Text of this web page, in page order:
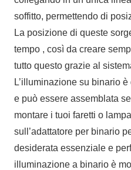
soffitto, permettendo di
La posizione di queste
tempo , così da creare
tutto questo grazie al
L’illuminazione su binario
e può essere assemblata
montare i tuoi faretti o
sull’adattatore per binario
desiderata essenziale e
illuminazione a binario è